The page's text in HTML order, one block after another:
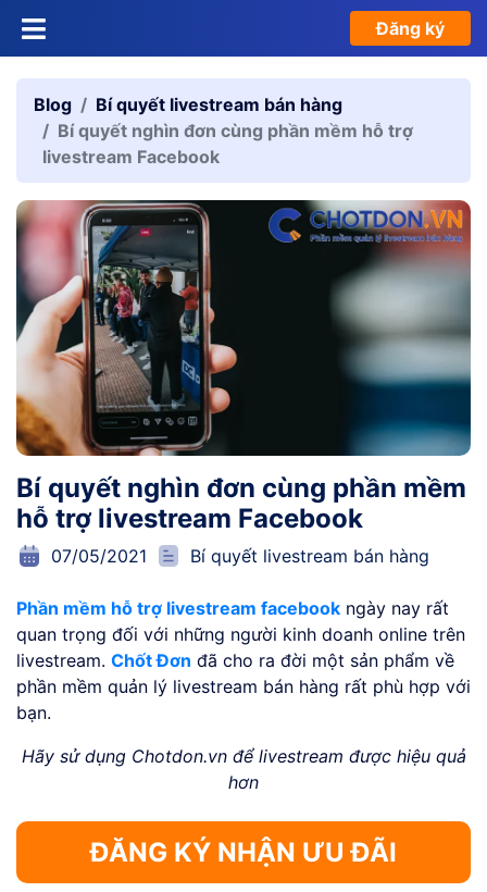
Đăng ký
Blog
Bí quyết livestream bán hàng
Bí quyết nghìn đơn cùng phần mềm hỗ trợ
livestream Facebook
Bí quyết nghìn đơn cùng phần mềm
hỗ trợ livestream Facebook
07/05/2021 Bí quyết livestream bán hàng
Phần mềm hỗ trợ livestream facebook ngày nay rất
quan trọng đối với những người kinh doanh online trên
livestream. Chốt Đơn đã cho ra đời một sản phẩm về
phần mềm quản lý livestream bán hàng rất phù hợp với
bạn.
Hãy sử dụng Chotdon.vn để livestream được hiệu quả
hơn
ĐĂNG KÝ NHẬN ƯU ĐÃI